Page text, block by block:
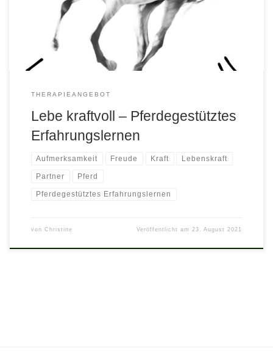
Durchbrüchen.Die ‚seismographische‘ Wahrnehmung dieser
feinen Herdentiere öffnet den Blick dafür, was Mensch bewegt.
Das Pferd antwortet darauf ob Sie sich ambivalent bzw. […]
THERAPIEANGEBOT
Lebe kraftvoll – Pferdegestütztes
Erfahrungslernen
Aufmerksamkeit Freude Kraft Lebenskraft
Partner Pferd
Pferdegestütztes Erfahrungslernen
von Christine Veröffentlicht am 23. August 2021